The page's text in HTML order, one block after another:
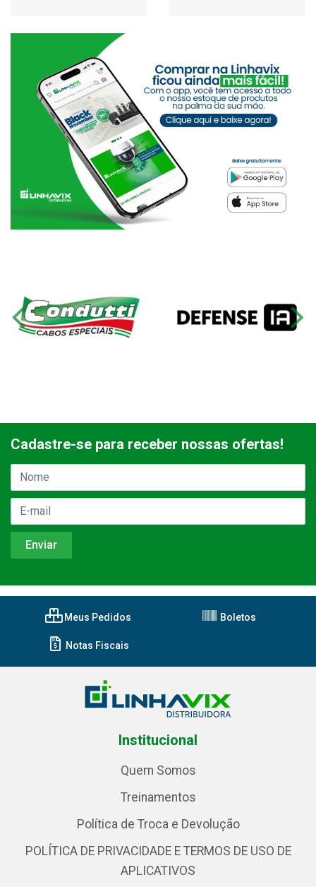
Cadastre-se para receber nossas ofertas!
Meus Pedidos Boletos
Notas Fiscais
Institucional
Quem Somos
Treinamentos
Política de Troca e Devolução
POLÍTICA DE PRIVACIDADE E TERMOS DE USO DE
APLICATIVOS